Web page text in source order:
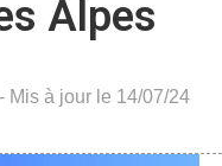
Alpes
Mis à jour le 14/07/24